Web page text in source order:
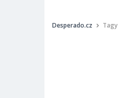
Desperado.cz Tagy